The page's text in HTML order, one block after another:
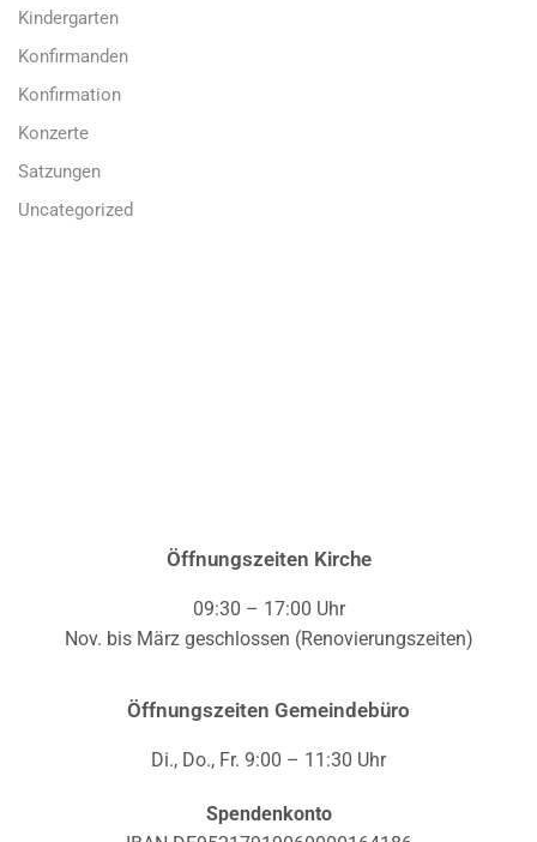
Kindergarten
Konfirmanden
Konfirmation
Konzerte
Satzungen
Uncategorized
Öffnungszeiten Kirche
09:30 – 17:00 Uhr
Nov. bis März geschlossen (Renovierungszeiten)
Öffnungszeiten Gemeindebüro
Di., Do., Fr. 9:00 – 11:30 Uhr
Spendenkonto